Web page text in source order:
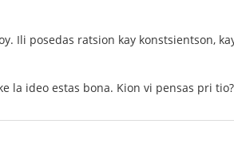
Ili posedas ratsion kay konstsientson,
la ideo estas bona. Kion vi pensas pri tio?